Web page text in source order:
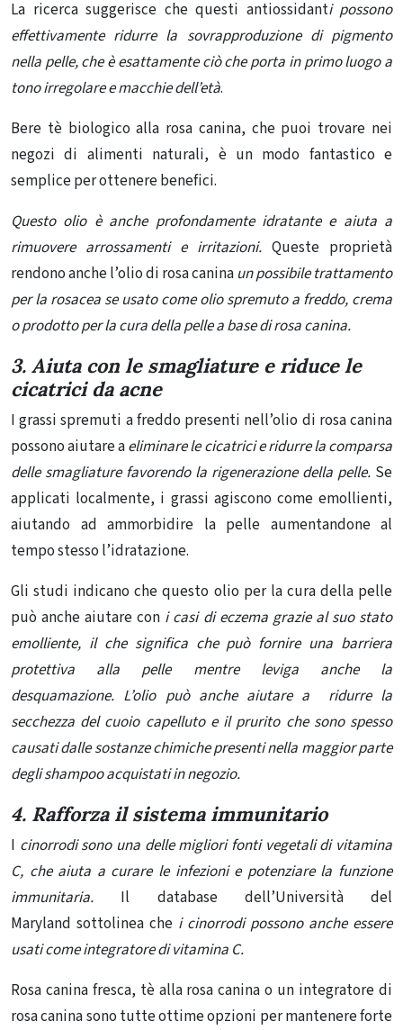
La ricerca suggerisce che questi antiossidanti possono
effettivamente ridurre la sovrapproduzione di pigmento
nella pelle, che è esattamente ciò che porta in primo luogo a
tono irregolare e macchie dell’età.
Bere tè biologico alla rosa canina, che puoi trovare nei
negozi di alimenti naturali, è un modo fantastico e
semplice per ottenere benefici.
Questo olio è anche profondamente idratante e aiuta a
rimuovere arrossamenti e irritazioni. Queste proprietà
rendono anche l’olio di rosa caninaun possibiletrattamento
per la rosacea se usato come olio spremuto a freddo, crema
o prodotto per la cura della pelle a base di rosa canina.
3. Aiuta con le smagliature e riduce le
cicatrici da acne
I grassi spremuti a freddo presenti nell’olio di rosa canina
possono aiutare aeliminare le cicatricie ridurre la comparsa
delle smagliaturefavorendo la rigenerazione della pelle. Se
applicati localmente, i grassi agiscono come emollienti,
aiutando ad ammorbidire la pelle aumentandone al
tempo stesso l’idratazione.
Gli studi indicano che questo olio per la cura della pelle
può anche aiutare con i casi di eczema grazie al suo stato
emolliente, il che significa che può fornire una barriera
protettiva alla pelle mentre leviga anche la
desquamazione. L’olio può anche aiutare a
ridurre la
secchezza del cuoio capelluto e il prurito che sono spesso
causati dalle sostanze chimiche presenti nella maggior parte
degli shampoo acquistati in negozio.
4. Rafforza il sistema immunitario
I cinorrodi sono una delle migliori fonti vegetali di vitamina
C, che aiuta a curare le infezioni e potenziare la funzione
immunitaria. Il database dell’Università del
Maryland sottolinea che i cinorrodi possono anche essere
usati come integratore di vitamina C.
Rosa canina fresca, tè alla rosa canina o un integratore di
rosa canina sono tutte ottime opzioni per mantenere forte